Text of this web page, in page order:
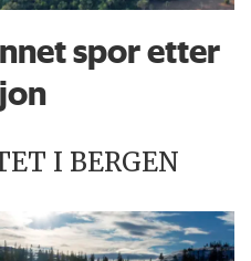
spor etter
I BERGEN